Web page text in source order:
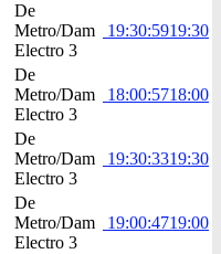
De
Metro/Dam
Electro 3
19:30:5919:30
De
Metro/Dam
Electro 3
18:00:5718:00
De
Metro/Dam
Electro 3
19:30:3319:30
De
Metro/Dam
Electro 3
19:00:4719:00